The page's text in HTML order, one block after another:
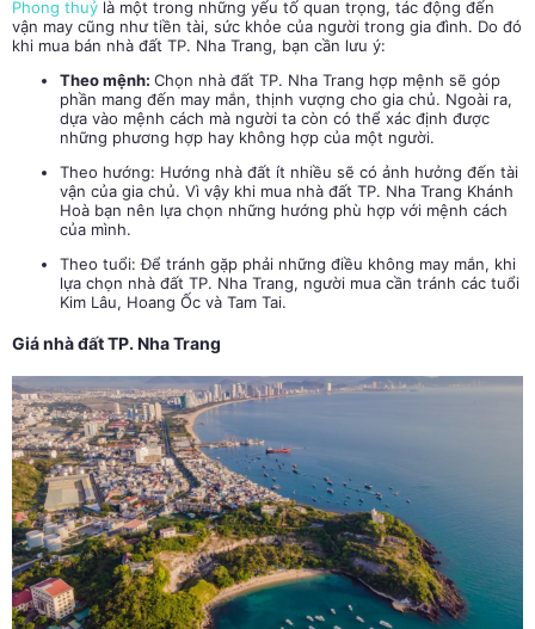
Phong thuỷ là một trong những yếu tố quan trọng, tác động đến
vận may cũng như tiền tài, sức khỏe của người trong gia đình. Do đó
khi mua bán nhà đất TP. Nha Trang, bạn cần lưu ý:
Theo mệnh: Chọn nhà đất TP. Nha Trang hợp mệnh sẽ góp
phần mang đến may mắn, thịnh vượng cho gia chủ. Ngoài ra,
dựa vào mệnh cách mà người ta còn có thể xác định được
những phương hợp hay không hợp của một người.
Theo hướng: Hướng nhà đất ít nhiều sẽ có ảnh hưởng đến tài
vận của gia chủ. Vì vậy khi mua nhà đất TP. Nha Trang Khánh
Hoà bạn nên lựa chọn những hướng phù hợp với mệnh cách
của mình.
Theo tuổi:Để tránh gặp phải những điều không may mắn, khi
lựa chọn nhà đất TP. Nha Trang, người mua cần tránh các tuổi
Kim Lâu, Hoang Ốc và Tam Tai.
Giánhà đất TP. Nha Trang